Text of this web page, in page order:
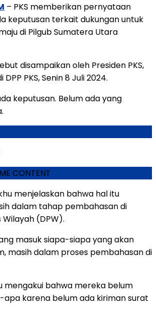
– PKS memberikan pernyataan
keputusan terkait dukungan untuk
di Pilgub Sumatera Utara
disampaikan oleh Presiden PKS,
PKS, Senin 8 Juli 2024.
keputusan. Belum ada yang
CONTENT
menjelaskan bahwa hal itu
dalam tahap pembahasan di
(DPW).
masuk siapa-siapa yang akan
masih dalam proses pembahasan di
mengakui bahwa mereka belum
karena belum ada kiriman surat